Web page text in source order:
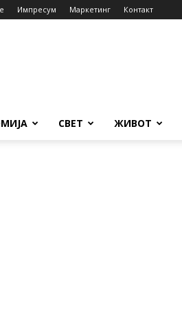
Импресум Маркетинг Контакт
СВЕТ ЖИВОТ